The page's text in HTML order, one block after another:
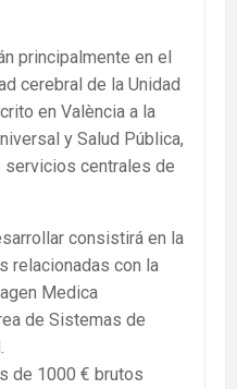
principalmente en el
cerebral de la Unidad
en València a la
y Salud Pública,
servicios centrales de
consistirá en la
relacionadas con la
Medica
de Sistemas de
de 1000 € brutos